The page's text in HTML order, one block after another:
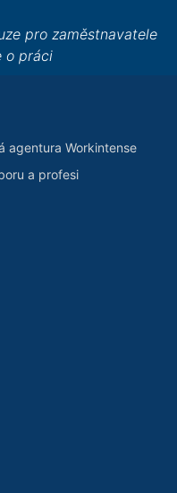
pro zaměstnavatele
o práci
agentura Workintense
a profesi